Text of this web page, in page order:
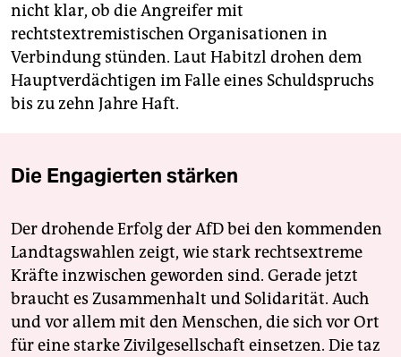
nicht klar, ob die Angreifer mit
rechtstextremistischen Organisationen in
Verbindung stünden. Laut Habitzl drohen dem
Hauptverdächtigen im Falle eines Schuldspruchs
bis zu zehn Jahre Haft.
Die Engagierten stärken
Der drohende Erfolg der AfD bei den kommenden
Landtagswahlen zeigt, wie stark rechtsextreme
Kräfte inzwischen geworden sind. Gerade jetzt
braucht es Zusammenhalt und Solidarität. Auch
und vor allem mit den Menschen, die sich vor Ort
für eine starke Zivilgesellschaft einsetzen. Die taz